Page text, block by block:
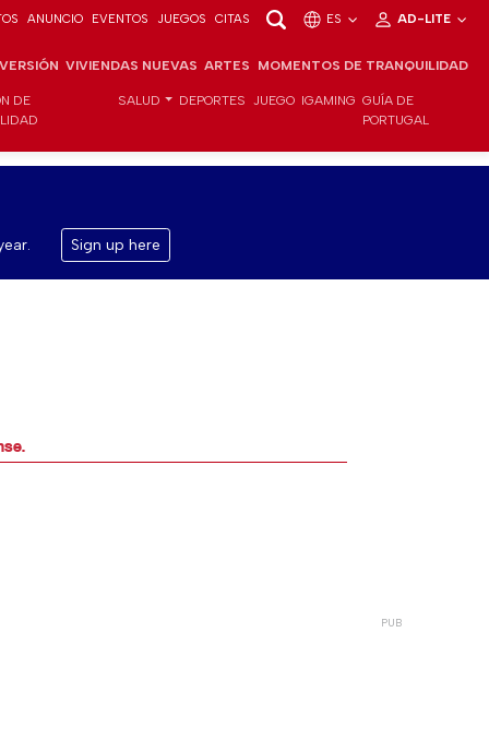
ANUNCIO EVENTOS JUEGOS CITAS ES AD-LITE
VIVIENDAS NUEVAS ARTES MOMENTOS DE TRANQUILIDAD
DE
SALUD DEPORTES JUEGO IGAMING GUÍA DE
PORTUGAL
Sign up here